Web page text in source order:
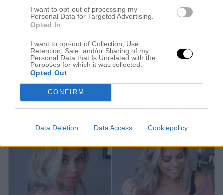
I want to opt-out of processing my
Personal Data for Targeted Advertising.
Opted In
I want to opt-out of Collection, Use,
Retention, Sale, and/or Sharing of my
Personal Data that Is Unrelated with the
Purposes for which it was collected.
Opted Out
CONFIRM
Data Deletion Data Access Cookiepolicy
Ännu en solstråle har varit i min stol senaste
veckan, min tjej – Andrea! Ni vet att mitt längsta
(och enda) äktenskap hittills är med en ombre. Jag
har byggt min karriär på att färga rikligt bra ombre-
hårfärgningar. Visste ni att Andrea var den första
kund jag testade att färga en ombre på? – Hur […]